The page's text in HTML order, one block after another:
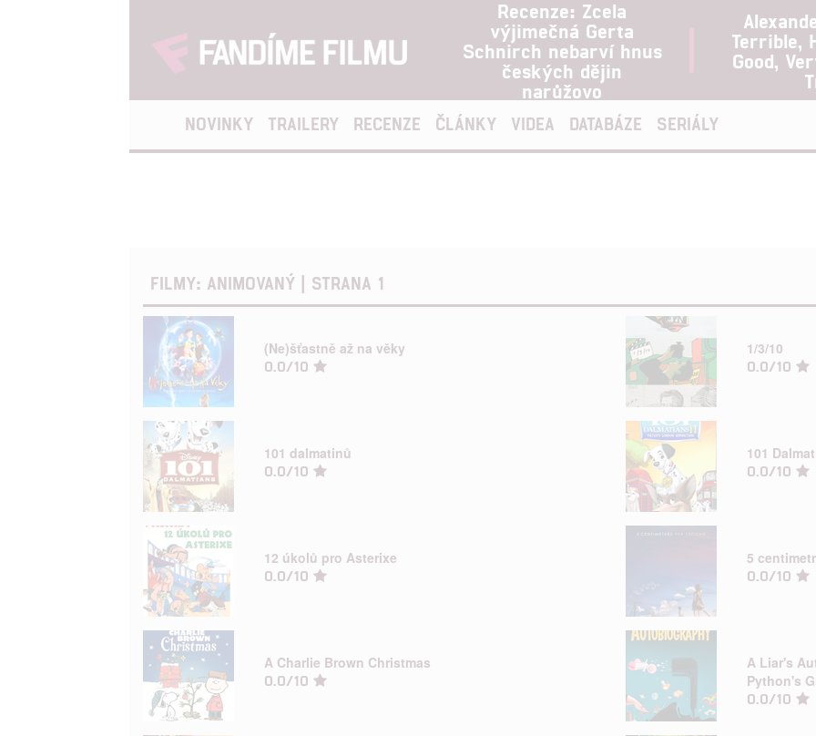
Recenze: Zcela
výjimečná Gerta
Schnirch nebarví hnus
českých dějin
narůžovo
Terrible,
Good,
NOVINKY TRAILERY RECENZE ČLÁNKY VIDEA DATABÁZE SERIÁLY
FILMY: ANIMOVANÝ | STRANA 1
(Ne)šťastně až na věky
0.0/10
1/3/10
0.0/10
101 dalmatinů
0.0/10
101
0.0/10
12 úkolů pro Asterixe
0.0/10
5
0.0/10
A Charlie Brown Christmas
0.0/10
A Liar's
Python's
0.0/10